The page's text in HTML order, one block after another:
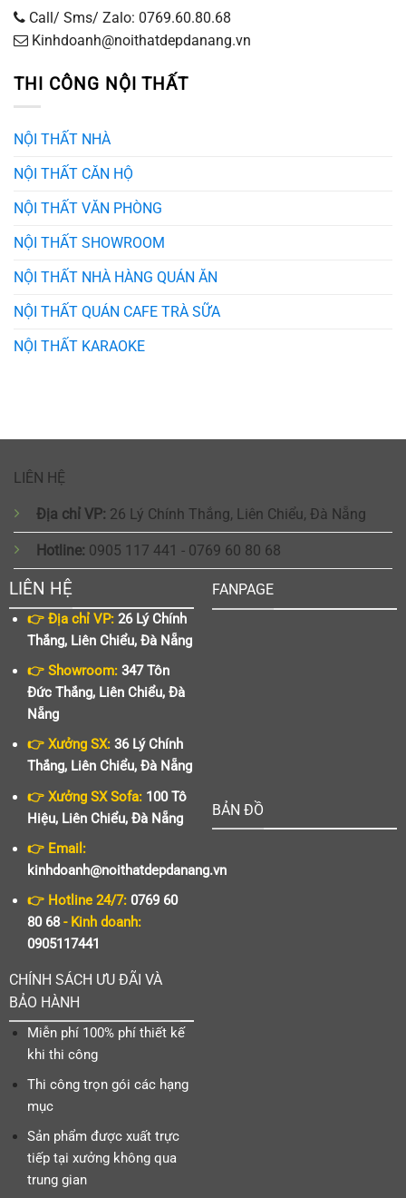
Call/ Sms/ Zalo: 0769.60.80.68
Kinhdoanh@noithatdepdanang.vn
THI CÔNG NỘI THẤT
NỘI THẤT NHÀ
NỘI THẤT CĂN HỘ
NỘI THẤT VĂN PHÒNG
NỘI THẤT SHOWROOM
NỘI THẤT NHÀ HÀNG QUÁN ĂN
NỘI THẤT QUÁN CAFE TRÀ SỮA
NỘI THẤT KARAOKE
LIÊN HỆ
Địa chỉ VP: 26 Lý Chính Thắng, Liên Chiểu, Đà Nẵng
Hotline: 0905 117 441 - 0769 60 80 68
LIÊN HỆ
👉 Địa chỉ VP:26 Lý Chính
Thắng, Liên Chiểu, Đà Nẵng
👉 Showroom:347 Tôn
Đức Thắng, Liên Chiểu, Đà
Nẵng
👉 Xưởng SX:36 Lý Chính
Thắng, Liên Chiểu, Đà Nẵng
👉 Xưởng SX Sofa:100 Tô
Hiệu, Liên Chiểu, Đà Nẵng
👉 Email:
kinhdoanh@noithatdepdanang.vn
👉 Hotline 24/7:0769 60
80 68- Kinh doanh:
0905117441
CHÍNH SÁCH ƯU ĐÃI VÀ
BẢO HÀNH
Miễn phí 100% phí thiết kế
khi thi công
Thi công trọn gói các hạng
mục
Sản phẩm được xuất trực
tiếp tại xưởng không qua
trung gian
FANPAGE
BẢN ĐỒ